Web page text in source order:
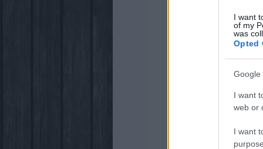
I want
of my
was
Opted
Google
I want
web or
I want